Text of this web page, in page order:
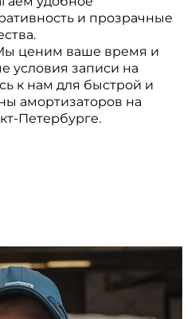
и прозрачные
ценим ваше время и
условия записи на
к нам для быстрой и
амортизаторов на
Петербурге.